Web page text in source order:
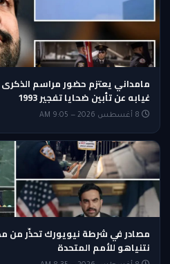
غيابه عن تأبين ضحايا تفجير 1993
مصادر في شرطة نيويورك تحذّر من
نتنياهو للأمم المتحدة